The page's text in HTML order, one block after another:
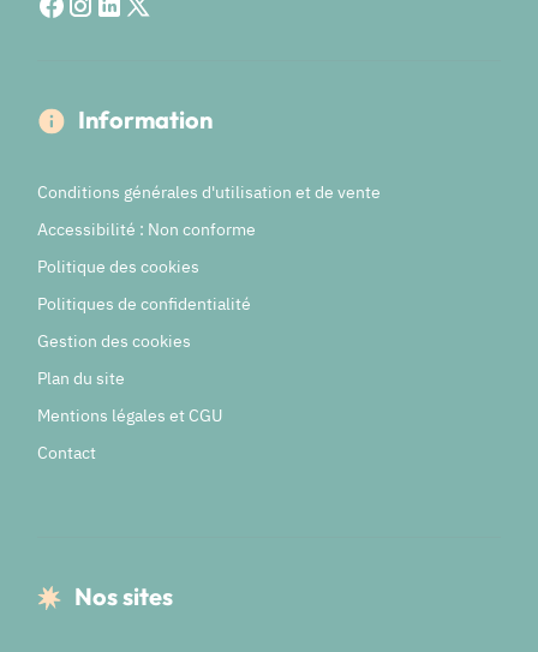
Information
Conditions générales d'utilisation et de vente
Accessibilité : Non conforme
Politique des cookies
Politiques de confidentialité
Gestion des cookies
Plan du site
Mentions légales et CGU
Contact
Nos sites